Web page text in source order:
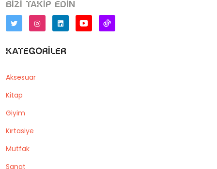
Bizi takip edin
Kategoriler
Aksesuar
Kitap
Giyim
Kırtasiye
Mutfak
Sanat